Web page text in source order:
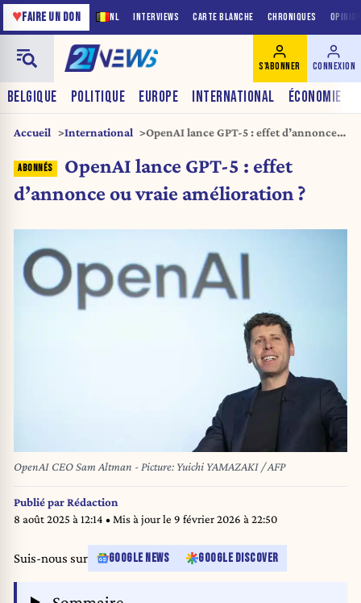
NL INTERVIEWS CARTE BLANCHE CHRONIQUES
♥FAIRE UN DON
BELGIQUE POLITIQUE EUROPE INTERNATIONAL ÉCONOMIE
S'ABONNER CONNEXION
Accueil International
OpenAI lance GPT-5 : effet d’annonce
OpenAI lance GPT-5 : effet
d’annonce ou vraie amélioration ?
OpenAI CEO Sam Altman - Picture: Yuichi YAMAZAKI / AFP
Publié parRédaction
8 août 2025 à 12:14 • Mis à jour le 9 février 2026 à 22:50
Suis-nous sur GOOGLE NEWS GOOGLE DISCOVER